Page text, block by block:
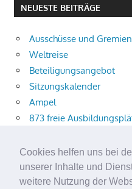
Cookies helfen uns bei
unserer Inhalte und
weitere Nutzung der
NEUESTE BEITRÄGE
Ausschüsse und Gremien
Weltreise
Beteiligungsangebot
Sitzungskalender
Ampel
873 freie
Aktuelle
Terracliff
Wärmeplanung